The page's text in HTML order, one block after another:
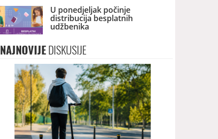
U ponedjeljak počinje
distribucija besplatnih
udžbenika
NAJNOVIJEDISKUSIJE